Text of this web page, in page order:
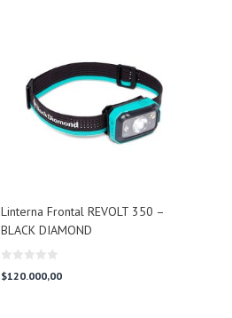
Linterna Frontal REVOLT 350 –
BLACK DIAMOND
0
d
$120.000,00